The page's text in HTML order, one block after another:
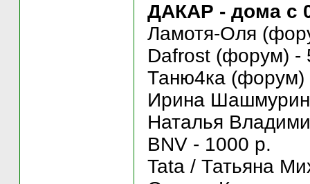
ДАКАР - дома с
Ламотя-Оля
Dafrost (форум) -
Таню4ка (форум)
Ирина
Наталья
BNV - 1000 р.
Tata / Татьяна